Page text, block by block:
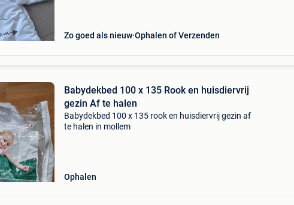
Zo goed als nieuw Ophalen of Verzenden
Babydekbed 100 x 135 Rook en huisdiervrij
gezin Af te halen
Babydekbed 100 x 135 rook en huisdiervrij gezin af
te halen in mollem
Ophalen